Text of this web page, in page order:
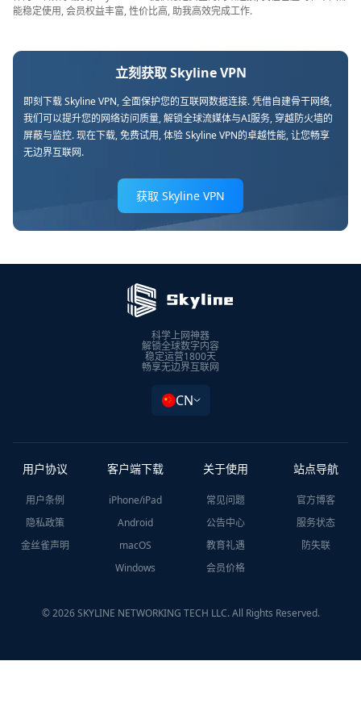
能稳定使用, 会员权益丰富, 性价比高, 助我高效完成工作.
立刻获取 Skyline VPN
即刻下载 Skyline VPN, 全面保护您的互联网数据连接. 凭借自建骨干网络,
我们可以提升您的网络访问质量, 解锁全球流媒体与AI服务, 穿越防火墙的
屏蔽与监控. 现在下载, 免费试用, 体验 Skyline VPN的卓越性能, 让您畅享
无边界互联网.
获取 Skyline VPN
科学上网神器
解锁全球数字内容
稳定运营1800天
畅享无边界互联网
CN
用户协议
用户条例
隐私政策
金丝雀声明
客户端下载
iPhone/iPad
Android
macOS
Windows
关于使用
常见问题
公告中心
教育礼遇
会员价格
站点导航
官方博客
服务状态
防失联
© 2026 SKYLINE NETWORKING TECH LLC. All Rights Reserved.